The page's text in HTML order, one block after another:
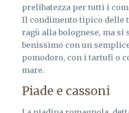
prelibatezza per tutti i
Il condimento tipico delle
ragù alla bolognese, ma si
benissimo con un
pomodoro, con i tartufi o
mare.
Piade e cassoni